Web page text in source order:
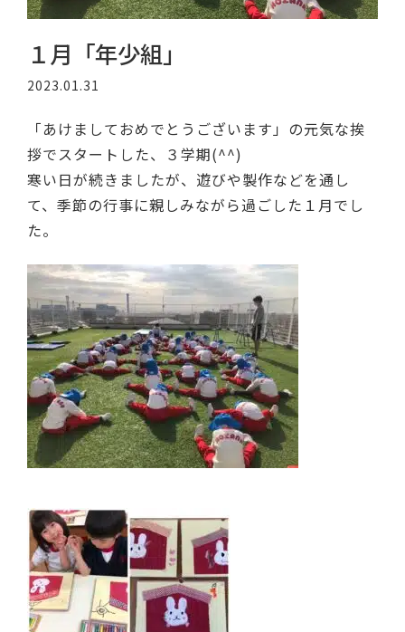
１月「年少組」
2023.01.31
「あけましておめでとうございます」の元気な挨
拶でスタートした、３学期(^^)
寒い日が続きましたが、遊びや製作などを通し
て、季節の行事に親しみながら過ごした１月でし
た。